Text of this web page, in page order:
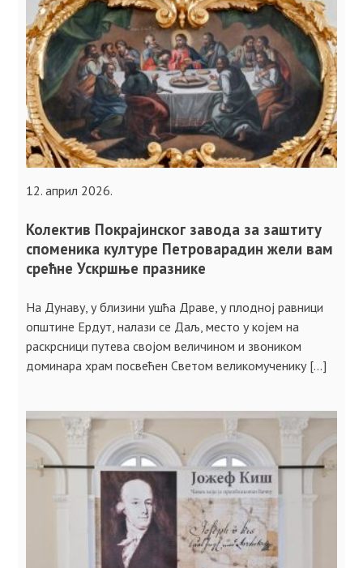
12. април 2026.
Колектив Покрајинског завода за заштиту
споменика културе Петроварадин жели вам
срећне Ускршње празнике
На Дунаву, у близини ушћа Драве, у плодној равници
општине Ердут, налази се Даљ, место у којем на
раскрсници путева својом величином и звоником
доминара храм посвећен Светом великомученику […]